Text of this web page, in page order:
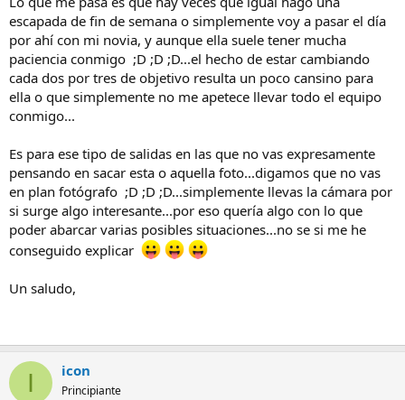
escapada de fin de semana o simplemente voy a pasar el día
por ahí con mi novia, y aunque ella suele tener mucha
paciencia conmigo ;D ;D ;D...el hecho de estar cambiando
cada dos por tres de objetivo resulta un poco cansino para
ella o que simplemente no me apetece llevar todo el equipo
conmigo...
Es para ese tipo de salidas en las que no vas expresamente
pensando en sacar esta o aquella foto...digamos que no vas
en plan fotógrafo ;D ;D ;D...simplemente llevas la cámara por
si surge algo interesante...por eso quería algo con lo que
poder abarcar varias posibles situaciones...no se si me he
conseguido explicar
Un saludo,
I icon
Principiante